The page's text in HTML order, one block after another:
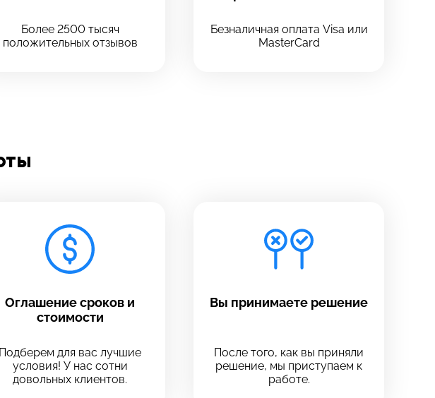
Более 2500 тысяч
положительных отзывов
Безналичная оплата Visa или
MasterCard
Оглашение сроков и
стоимости
Подберем для вас лучшие
условия! У нас сотни
довольных клиентов.
Вы принимаете решение
После того, как вы приняли
решение, мы приступаем к
работе.